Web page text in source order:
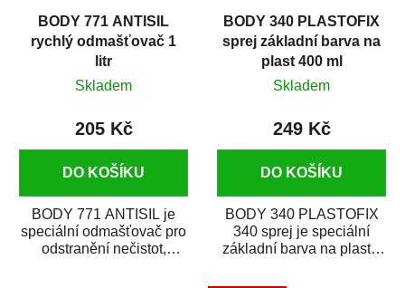
BODY 771 ANTISIL
rychlý odmašťovač 1
litr
Skladem
205 Kč
DO KOŠÍKU
BODY 771 ANTISIL je
speciální odmašťovač pro
odstranění nečistot,
BODY 340 PLASTOFIX
sprej základní barva na
plast 400 ml
Skladem
249 Kč
DO KOŠÍKU
BODY 340 PLASTOFIX
340 sprej je speciální
základní barva na plasty,
vrchních...